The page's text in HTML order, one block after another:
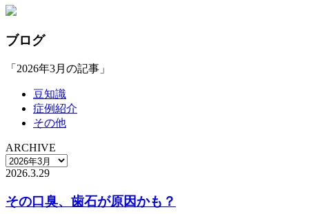
ブログ
「2026年3月の記事」
豆知識
症例紹介
その他
ARCHIVE
2026.3.29
その口臭、歯石が原因かも？